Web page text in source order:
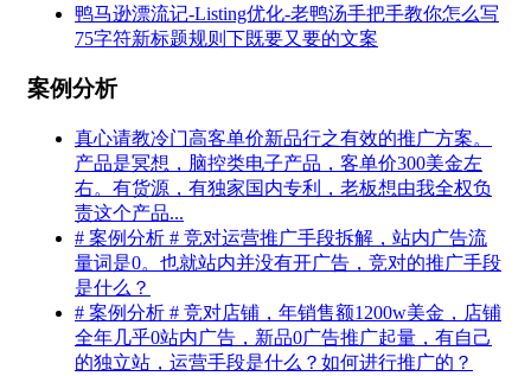
鸭马逊漂流记-Listing优化-老鸭汤手把手教你怎么写
75字符新标题规则下既要又要的文案
案例分析
真心请教冷门高客单价新品行之有效的推广方案。
产品是冥想，脑控类电子产品，客单价300美金左
右。有货源，有独家国内专利，老板想由我全权负
责这个产品...
# 案例分析 # 竞对运营推广手段拆解，站内广告流
量词是0。也就站内并没有开广告，竞对的推广手段
是什么？
# 案例分析 # 竞对店铺，年销售额1200w美金，店铺
全年几乎0站内广告，新品0广告推广起量，有自己
的独立站，运营手段是什么？如何进行推广的？